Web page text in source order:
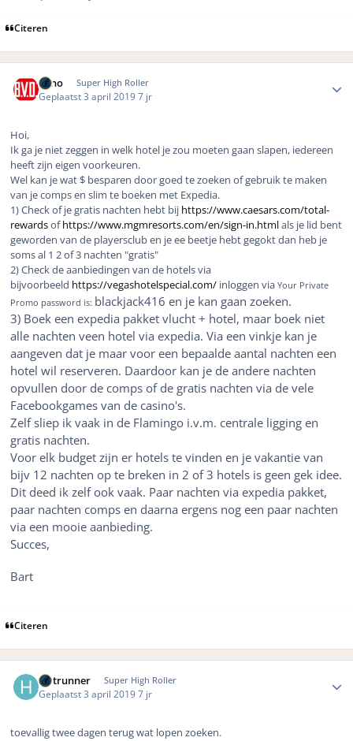
Citeren
Reno Super High Roller
Geplaatst 3 april 20197 jr
Hoi,
Ik ga je niet zeggen in welk hotel je zou moeten gaan slapen, iedereen
heeft zijn eigen voorkeuren.
Wel kan je wat $ besparen door goed te zoeken of gebruik te maken
van je comps en slim te boeken met Expedia.
1) Check of je gratis nachten hebt bij https://www.caesars.com/total-
rewardsofhttps://www.mgmresorts.com/en/sign-in.htmlals je lid bent
geworden van de playersclub en je ee beetje hebt gegokt dan heb je
soms al 1 2 of 3 nachten "gratis"
2) Check de aanbiedingen van de hotels via
bijvoorbeeld https://vegashotelspecial.com/ inloggen via Your Private
Promo password is: blackjack416 en je kan gaan zoeken.
3) Boek een expedia pakket vlucht + hotel, maar boek niet
alle nachten veen hotel via expedia. Via een vinkje kan je
aangeven dat je maar voor een bepaalde aantal nachten een
hotel wil reserveren. Daardoor kan je de andere nachten
opvullen door de comps of de gratis nachten via de vele
Facebookgames van de casino's.
Zelf sliep ik vaak in de Flamingo i.v.m. centrale ligging en
gratis nachten.
Voor elk budget zijn er hotels te vinden en je vakantie van
bijv 12 nachten op te breken in 2 of 3 hotels is geen gek idee.
Dit deed ik zelf ook vaak. Paar nachten via expedia pakket,
paar nachten comps en daarna ergens nog een paar nachten
via een mooie aanbieding.
Succes,
Bart
Citeren
Hotrunner Super High Roller
Geplaatst 3 april 20197 jr
toevallig twee dagen terug wat lopen zoeken.